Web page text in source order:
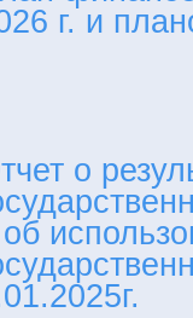
г. и
о